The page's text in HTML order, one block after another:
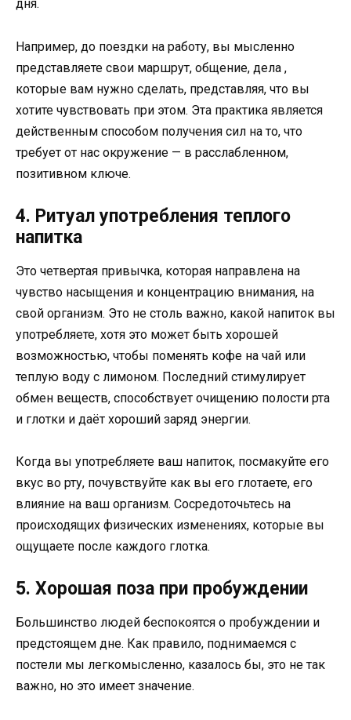
дня.
Например, до поездки на работу, вы мысленно
представляете свои маршрут, общение, дела ,
которые вам нужно сделать, представляя, что вы
хотите чувствовать при этом. Эта практика является
действенным способом получения сил на то, что
требует от нас окружение — в расслабленном,
позитивном ключе.
4. Ритуал употребления теплого
напитка
Это четвертая привычка, которая направлена на
чувство насыщения и концентрацию внимания, на
свой организм. Это не столь важно, какой напиток вы
употребляете, хотя это может быть хорошей
возможностью, чтобы поменять кофе на чай или
теплую воду с лимоном. Последний стимулирует
обмен веществ, способствует очищению полости рта
и глотки и даёт хороший заряд энергии.
Когда вы употребляете ваш напиток, посмакуйте его
вкус во рту, почувствуйте как вы его глотаете, его
влияние на ваш организм. Сосредоточьтесь на
происходящих физических изменениях, которые вы
ощущаете после каждого глотка.
5. Хорошая поза при пробуждении
Большинство людей беспокоятся о пробуждении и
предстоящем дне. Как правило, поднимаемся с
постели мы легкомысленно, казалось бы, это не так
важно, но это имеет значение.